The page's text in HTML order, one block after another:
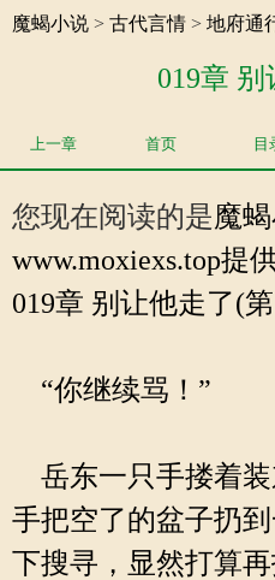
魔蝎小说 > 古代言情 > 地府通
019章 别
上一章 首页 目
您现在阅读的是魔
www.moxiexs.top提
019章 别让他走了(
“你继续骂！”
岳东一只手搂着装
手把空了的盆子扔
下搜寻，显然打算